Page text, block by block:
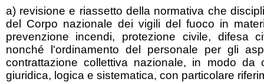
a) revisione e riassetto della normativa che
del Corpo nazionale dei vigili del fuoco in
prevenzione incendi, protezione civile, difesa
nonché l'ordinamento del personale per gli
contrattazione collettiva nazionale, in modo da
giuridica, logica e sistematica, con particolare